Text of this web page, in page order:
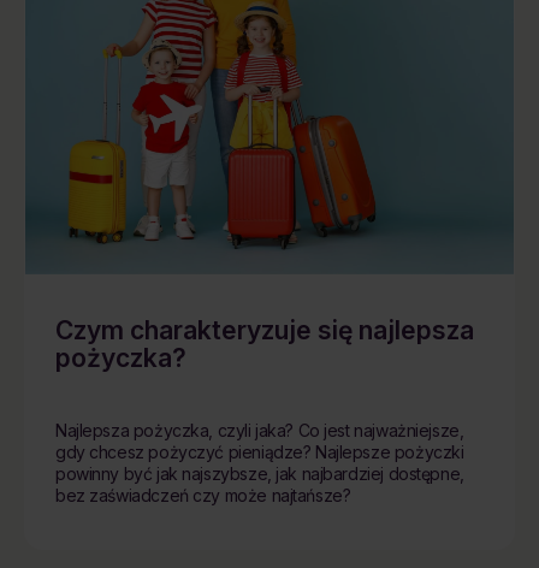
Czym charakteryzuje się najlepsza
pożyczka?
Najlepsza pożyczka, czyli jaka? Co jest najważniejsze,
gdy chcesz pożyczyć pieniądze? Najlepsze pożyczki
powinny być jak najszybsze, jak najbardziej dostępne,
bez zaświadczeń czy może najtańsze?